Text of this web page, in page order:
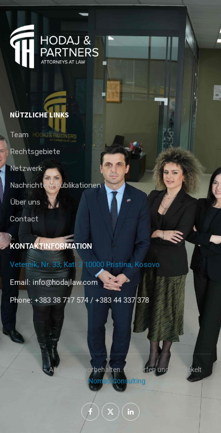
NÜTZLICHE LINKS
Team
Rechtsgebiete
Netzwerk
Nachrichten/Publikationen
Über uns
Contact
KONTAKTINFORMATION
Veternik, Nr. 33, Kati 3 10000 Pristina, Kosovo
Email: info@hodajlaw.com
Phone: +383 38 717 574 / +383 44 337 378
@2024 – Alle Rechte vorbehalten. Entworfen und entwickelt
vonNomad Consulting